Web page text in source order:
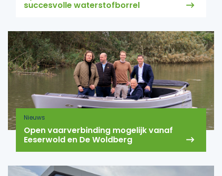
succesvolle waterstofborrel
Nieuws
Open vaarverbinding mogelijk vanaf
Eeserwold en De Woldberg